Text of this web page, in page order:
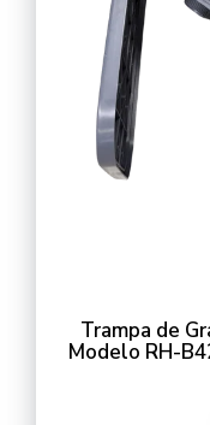
Trampa de
Modelo RH-